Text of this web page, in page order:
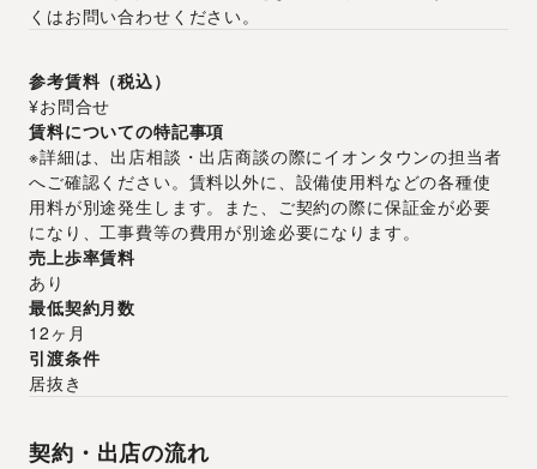
くはお問い合わせください。
参考賃料（税込）
¥お問合せ
賃料についての特記事項
※詳細は、出店相談・出店商談の際にイオンタウンの担当者
へご確認ください。賃料以外に、設備使用料などの各種使
用料が別途発生します。また、ご契約の際に保証金が必要
になり、工事費等の費用が別途必要になります。
売上歩率賃料
あり
最低契約月数
12ヶ月
引渡条件
居抜き
契約・出店の流れ